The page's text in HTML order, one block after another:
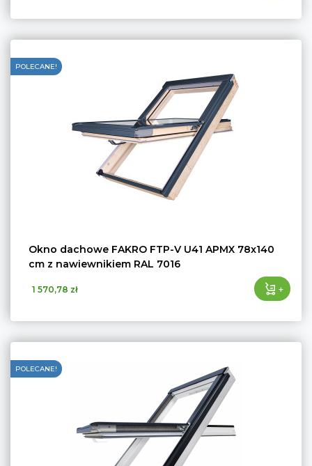
POLECANE!
Okno dachowe FAKRO FTP-V U41 APMX 78x140
cm z nawiewnikiem RAL 7016
1 570,78 zł +
POLECANE!